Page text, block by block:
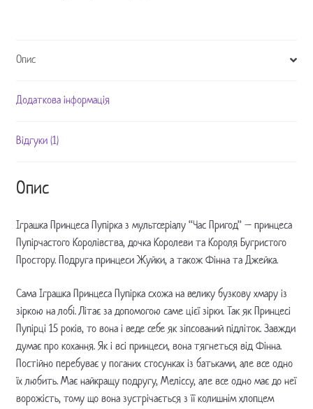
toy
Опис
Додаткова інформація
Відгуки (1)
Опис
Іграшка Принцеса Пупірка з мультсеріалу “Час Пригод” – принцеса
Пупірчастого Королівства, дочка Королеви та Короля Бугристого
Простору. Подруга принцеси Жуйки, а також Фінна та Джейка.
Сама Іграшка Принцеса Пупірка схожа на велику бузкову хмару із
зіркою на лобі. Літає за допомогою саме цієї зірки. Так як Принцесі
Пупірці 15 років, то вона і веде себе як зіпсований підліток. Завжди
думає про кохання. Як і всі принцеси, вона тягнеться від Фінна.
Постійно перебуває у поганих стосунках із батьками, але все одно
їх любить. Має найкращу подругу, Меліссу, але все одно має до неї
ворожість, тому що вона зустрічається з її колишнім хлопцем